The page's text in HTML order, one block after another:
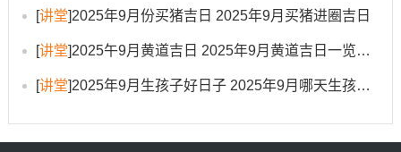
忌：开业、投资
为分析:癸未日，癸水润下;未土为木库，水木相生利于情绪
疏解与心智开启...此日格外适合进行心理咨询、压力疏导
[讲堂]2025年9月份买猪吉日 2025年9月买猪进圈吉日
[讲堂]2025午9月黄道吉日 2025年9月黄道吉日一览表大全
[讲堂]2025年9月生孩子好日子 2025年9月哪天生孩子比较好